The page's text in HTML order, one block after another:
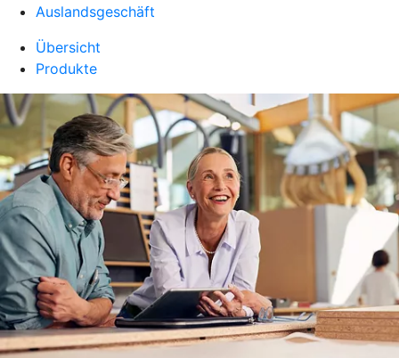
Auslandsgeschäft
Übersicht
Produkte